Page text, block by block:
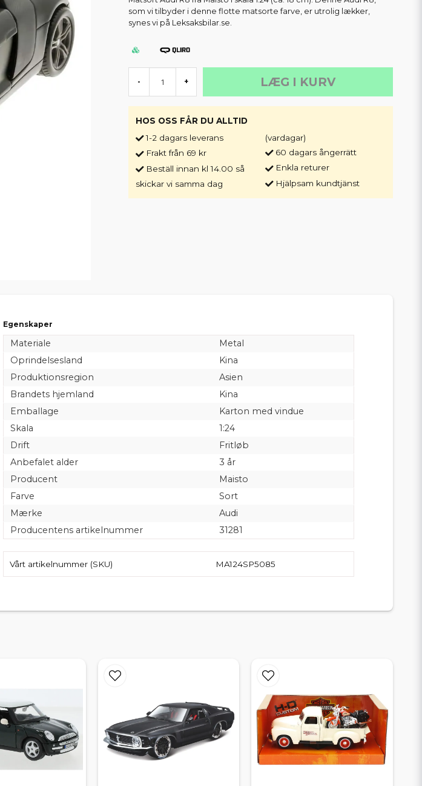
som vi tilbyder i denne flotte matsorte farve, er utrolig lækker,
synes vi på Leksaksbilar.se.
- + LÆG I KURV
HOS OSS FÅR DU ALLTID
1-2 dagars leverans
Frakt från 69 kr
Beställ innan kl 14.00 så
skickar vi samma dag
(vardagar)
60 dagars ångerrätt
Enkla returer
Hjälpsam kundtjänst
Egenskaper
Materiale
Metal
Oprindelsesland
Kina
Produktionsregion
Asien
Brandets hjemland
Kina
Emballage
Karton med vindue
Skala
1:24
Drift
Fritløb
Anbefalet alder
3 år
Producent
Maisto
Farve
Sort
Mærke
Audi
Producentens artikelnummer
31281
Vårt artikelnummer (SKU) MA124SP5085